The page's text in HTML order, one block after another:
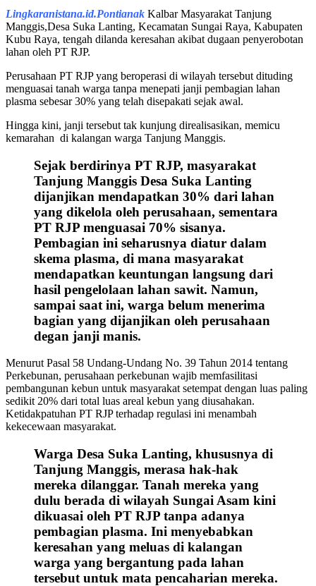
Lingkaranistana.id.Pontianak Kalbar Masyarakat Tanjung
Manggis,Desa Suka Lanting, Kecamatan Sungai Raya, Kabupaten
Kubu Raya, tengah dilanda keresahan akibat dugaan penyerobotan
lahan oleh PT RJP.
Perusahaan PT RJP yang beroperasi di wilayah tersebut dituding
menguasai tanah warga tanpa menepati janji pembagian lahan
plasma sebesar 30% yang telah disepakati sejak awal.
Hingga kini, janji tersebut tak kunjung direalisasikan, memicu
kemarahan di kalangan warga Tanjung Manggis.
Sejak berdirinya PT RJP, masyarakat
Tanjung Manggis Desa Suka Lanting
dijanjikan mendapatkan 30% dari lahan
yang dikelola oleh perusahaan, sementara
PT RJP menguasai 70% sisanya.
Pembagian ini seharusnya diatur dalam
skema plasma, di mana masyarakat
mendapatkan keuntungan langsung dari
hasil pengelolaan lahan sawit. Namun,
sampai saat ini, warga belum menerima
bagian yang dijanjikan oleh perusahaan
degan janji manis.
Menurut Pasal 58 Undang-Undang No. 39 Tahun 2014 tentang
Perkebunan, perusahaan perkebunan wajib memfasilitasi
pembangunan kebun untuk masyarakat setempat dengan luas paling
sedikit 20% dari total luas areal kebun yang diusahakan.
Ketidakpatuhan PT RJP terhadap regulasi ini menambah
kekecewaan masyarakat.
Warga Desa Suka Lanting, khususnya di
Tanjung Manggis, merasa hak-hak
mereka dilanggar. Tanah mereka yang
dulu berada di wilayah Sungai Asam kini
dikuasai oleh PT RJP tanpa adanya
pembagian plasma. Ini menyebabkan
keresahan yang meluas di kalangan
warga yang bergantung pada lahan
tersebut untuk mata pencaharian mereka.